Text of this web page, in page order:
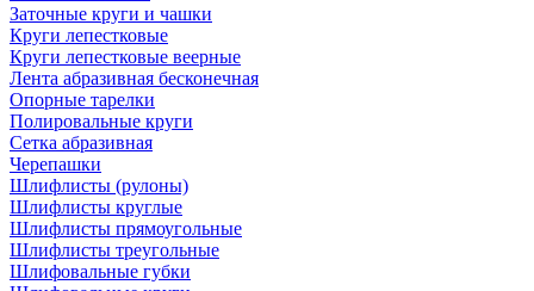
Заточные круги и чашки
Круги лепестковые
Круги лепестковые веерные
Лента абразивная бесконечная
Опорные тарелки
Полировальные круги
Сетка абразивная
Черепашки
Шлифлисты (рулоны)
Шлифлисты круглые
Шлифлисты прямоугольные
Шлифлисты треугольные
Шлифовальные губки